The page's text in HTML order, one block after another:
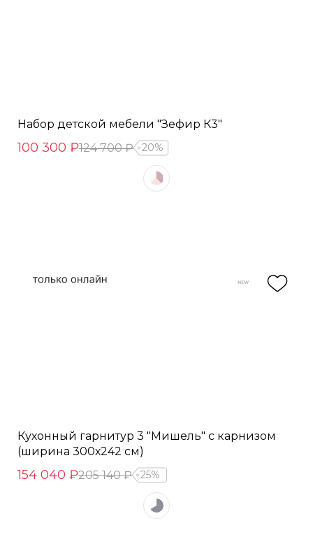
Набор детской мебели "Зефир К3"
100 300 ₽124 700 ₽ 20%
Кухонный гарнитур 3 "Мишель" с карнизом
(ширина 300х242 см)
154 040 ₽205 140 ₽ 25%